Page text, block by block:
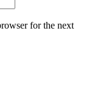
for the next